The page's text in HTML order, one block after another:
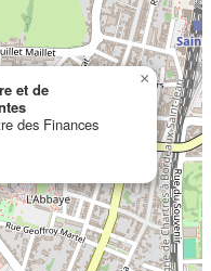
et de
des Finances
×